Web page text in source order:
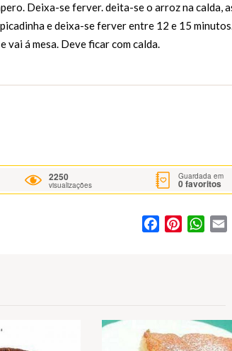
Deixa-se ferver. deita-se o arroz na calda,
e deixa-se ferver entre 12 e 15
vai á mesa. Deve ficar com calda.
2250
visualizações
Guardada em
0favoritos
FacebookPinterest